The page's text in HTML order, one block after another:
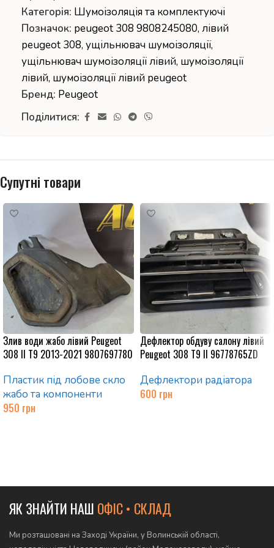
Категорія: Шумоізоляція та комплектуючі
Позначок: peugeot 308 9808245080, лівий
peugeot 308, ущільнювач шумоізоляції,
ущільнювач шумоізоляції лівий, шумоізоляції
лівий, шумоізоляції лівий peugeot
Бренд: Peugeot
Поділитися:
Супутні товари
Злив води жабо лівий Peugeot
308 II T9 2013-2021 9807697780
Пластик під лобове скло
жабо та компоненти
950 грн
Дефлектор обдуву салону лівий
Peugeot 308 T9 II 96778765ZD
Дефлектори радіатора
600 грн
ЯК ЗНАЙТИ НАШ ОФІС • СКЛАД
Ми розташовані на Заході України, у Волинській області,